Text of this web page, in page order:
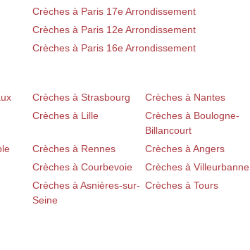
Crèches à Paris 17e Arrondissement
Crèches à Paris 12e Arrondissement
Crèches à Paris 16e Arrondissement
Crèches à Strasbourg
Crèches à Nantes
Crèches à Lille
Crèches à Boulogne-
Billancourt
Crèches à Rennes
Crèches à Angers
Crèches à Courbevoie
Crèches à Villeurbanne
Crèches à Asnières-sur-
Seine
Crèches à Tours